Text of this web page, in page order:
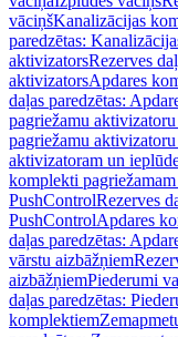
vāciņšKanalizācijas
paredzētas:
aktivizatorsRezerves
aktivizatorsApdares
daļas paredzētas:
pagriežamu
pagriežamu
aktivizatoram un
komplekti
PushControlRezerves
PushControlApdares
daļas paredzētas:
vārstu aizbāžņiem
aizbāžņiemPiederumi
daļas paredzētas:
komplektiem